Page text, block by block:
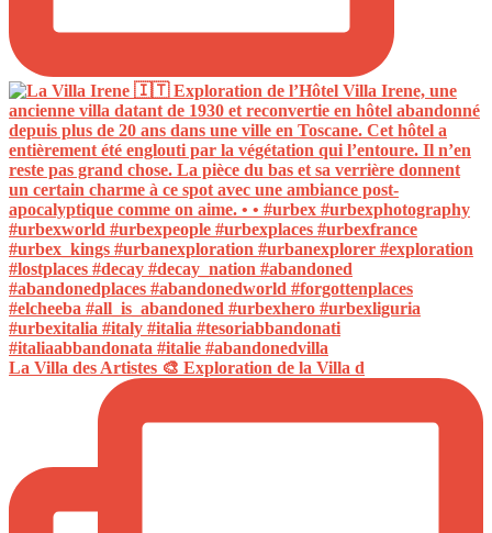
La Villa des Artistes 🎨 Exploration de la Villa d